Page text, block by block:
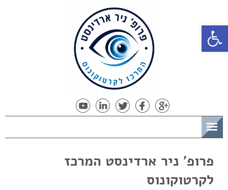
פתח סרגל נגישות
פרופ' ניר ארדינסט המרכז
לקרטוקונוס